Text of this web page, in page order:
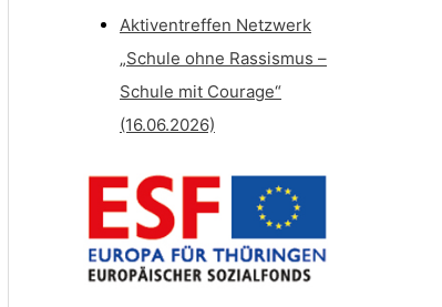
Aktiventreffen Netzwerk
„Schule ohne Rassismus –
Schule mit Courage“
(16.06.2026)